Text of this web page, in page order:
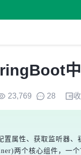
23,769 28
置属性、获取监听器
两个核心组件，一